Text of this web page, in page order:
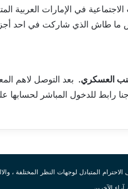
في الإمارات العربية
ما طاش الذي شاركت في احد
العسكري. بعد التوصل لاهم
رابط للدخول المباشر لحسابها
المتبادل لوجهات النظر المختلفة ،
الآخرين